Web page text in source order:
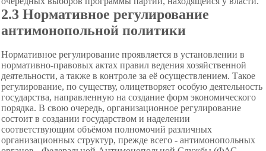
2.3 Нормативное регулирование
антимонопольной политики
Нормативное регулирование проявляется в установлении в
нормативно-правовых актах правил ведения хозяйственной
деятельности, а также в контроле за её осуществлением. Такое
регулирование, по существу, олицетворяет особую деятельность
государства, направленную на создание форм экономического
порядка. В свою очередь, организационное регулирование
состоит в создании государством и наделении
соответствующим объёмом полномочий различных
организационных структур, прежде всего - антимонопольных